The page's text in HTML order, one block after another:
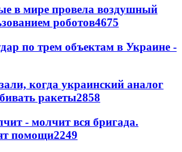
в мире провела воздушный
роботов4675
по трем объектам в Украине -
когда украинский аналог
ракеты2858
- молчит вся бригада.
помощи2249